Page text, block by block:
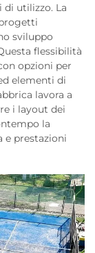
utilizzo. La
sviluppo
flessibilità
opzioni per
elementi di
lavora a
i layout dei
la
e prestazioni